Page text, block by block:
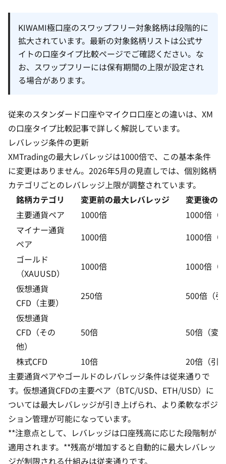
KIWAMI極口座のスワップフリー対象銘柄は段階的に
拡大されています。最新の対象銘柄リストは公式サ
イトの口座タイプ比較ページでご確認ください。な
お、スワップフリーには保有期間の上限が設定され
る場合があります。
従来のスタンダード口座やマイクロ口座との違いは、XM
の口座タイプ比較記事で詳しく解説しています。
レバレッジ条件の更新
XMTradingの最大レバレッジは1000倍で、この基本条件
に変更はありません。2026年5月の見直しでは、個別銘柄
カテゴリごとのレバレッジ上限が調整されています。
銘柄カテゴリ
変更前の最大レバレッジ
変更後の
主要通貨ペア
1000倍
1000倍（
マイナー通貨
ペア
1000倍
1000倍（
ゴールド
（XAUUSD）
1000倍
1000倍（
仮想通貨
CFD（主要）
250倍
500倍（
仮想通貨
CFD（その
他）
50倍 50倍（変
株式CFD 10倍
20倍（引
主要通貨ペアやゴールドのレバレッジ条件は従来通りで
す。仮想通貨CFDの主要ペア（BTC/USD、ETH/USD）に
ついては最大レバレッジが引き上げられ、より柔軟なポジ
ション管理が可能になっています。
**注意点として、レバレッジは口座残高に応じた段階制が
適用されます。**残高が増加すると自動的に最大レバレッ
ジが制限される仕組みは従来通りです。